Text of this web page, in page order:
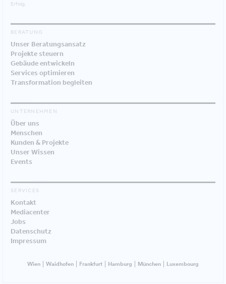
Erfolg.
BERATUNG
Unser Beratungsansatz
Projekte steuern
Gebäude entwickeln
Services optimieren
Transformation begleiten
UNTERNEHMEN
Über uns
Menschen
Kunden & Projekte
Unser Wissen
Events
SERVICES
Kontakt
Mediacenter
Jobs
Datenschutz
Impressum
Wien Waidhofen Frankfurt Hamburg München Luxembourg